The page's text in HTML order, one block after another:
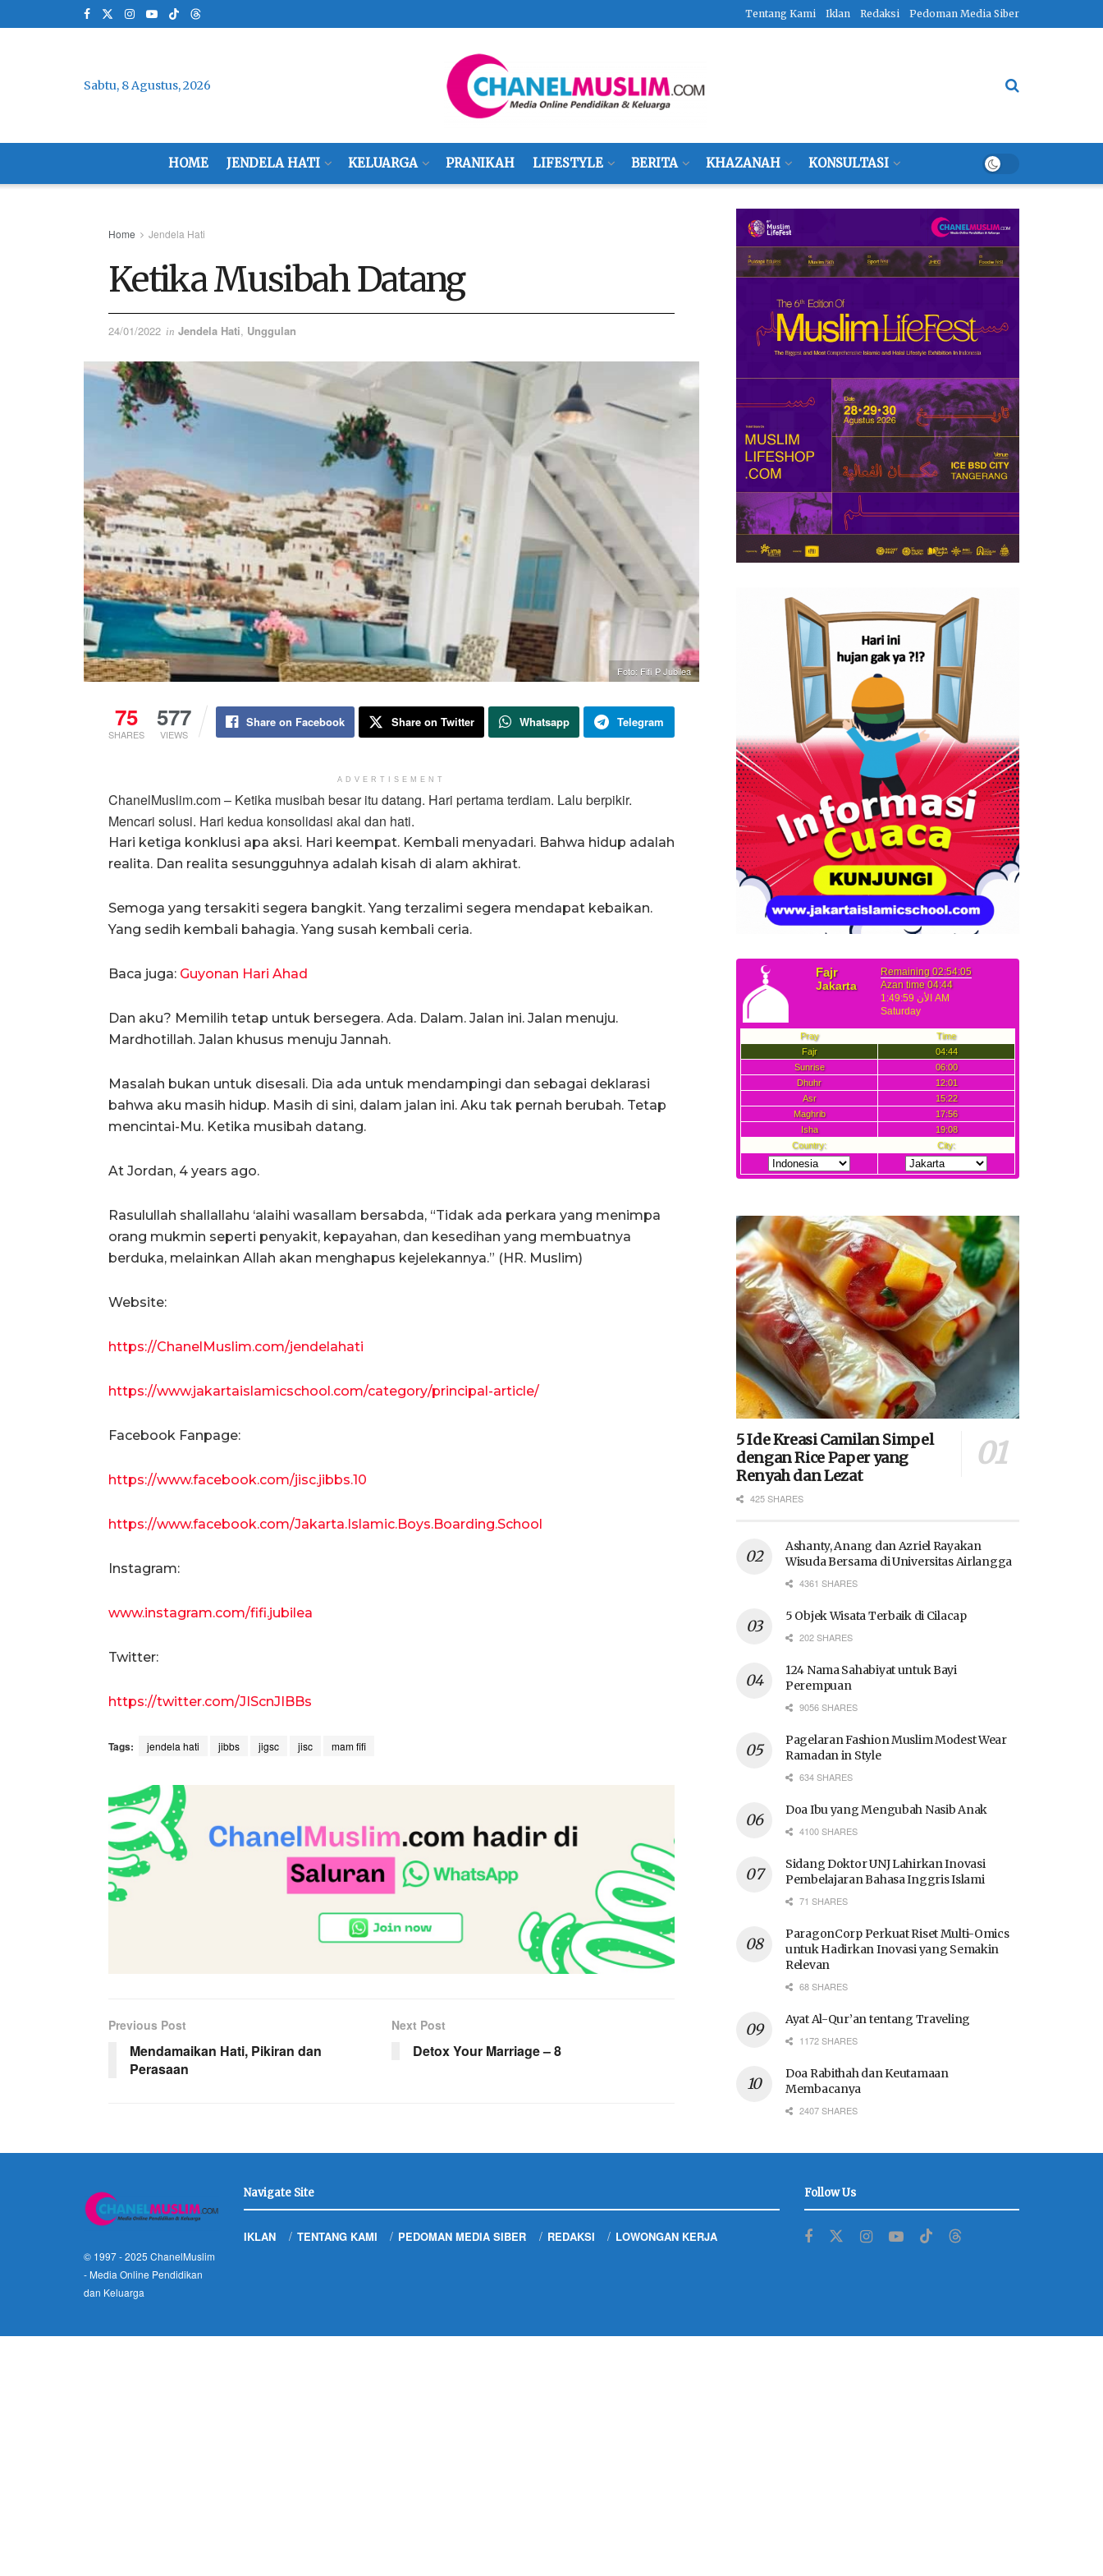
Tentang Kami Iklan Redaksi Pedoman Media Siber
Sabtu, 8 Agustus, 2026
HOME JENDELA HATI KELUARGA PRANIKAH LIFESTYLE BERITA KHAZANAH KONSULTASI
Home Jendela Hati
Ketika Musibah Datang
24/01/2022 in Jendela Hati, Unggulan
Foto: Fifi P Jubilea
75
SHARES
577
VIEWS
Share on Facebook Share on Twitter Whatsapp Telegram
ADVERTISEMENT
ChanelMuslim.com – Ketika musibah besar itu datang. Hari pertama terdiam. Lalu berpikir.
Mencari solusi. Hari kedua konsolidasi akal dan hati.
Hari ketiga konklusi apa aksi. Hari keempat. Kembali menyadari. Bahwa hidup adalah
realita. Dan realita sesungguhnya adalah kisah di alam akhirat.
Semoga yang tersakiti segera bangkit. Yang terzalimi segera mendapat kebaikan.
Yang sedih kembali bahagia. Yang susah kembali ceria.
Baca juga: Guyonan Hari Ahad
Dan aku? Memilih tetap untuk bersegera. Ada. Dalam. Jalan ini. Jalan menuju.
Mardhotillah. Jalan khusus menuju Jannah.
Masalah bukan untuk disesali. Dia ada untuk mendampingi dan sebagai deklarasi
bahwa aku masih hidup. Masih di sini, dalam jalan ini. Aku tak pernah berubah. Tetap
mencintai-Mu. Ketika musibah datang.
At Jordan, 4 years ago.
Rasulullah shallallahu ‘alaihi wasallam bersabda, “Tidak ada perkara yang menimpa
orang mukmin seperti penyakit, kepayahan, dan kesedihan yang membuatnya
berduka, melainkan Allah akan menghapus kejelekannya.” (HR. Muslim)
Website:
https://ChanelMuslim.com/jendelahati
https://www.jakartaislamicschool.com/category/principal-article/
Facebook Fanpage:
https://www.facebook.com/jisc.jibbs.10
https://www.facebook.com/Jakarta.Islamic.Boys.Boarding.School
Instagram:
www.instagram.com/fifi.jubilea
Twitter:
https://twitter.com/JIScnJIBBs
Tags: jendela hati jibbs jigsc jisc mam fifi
Previous Post
Mendamaikan Hati, Pikiran dan
Perasaan
Next Post
Detox Your Marriage – 8
5 Ide Kreasi Camilan Simpel
dengan Rice Paper yang
Renyah dan Lezat
425 SHARES
Ashanty, Anang dan Azriel Rayakan
Wisuda Bersama di Universitas Airlangga
4361 SHARES
5 Objek Wisata Terbaik di Cilacap
202 SHARES
124 Nama Sahabiyat untuk Bayi
Perempuan
9056 SHARES
Pagelaran Fashion Muslim Modest Wear
Ramadan in Style
634 SHARES
Doa Ibu yang Mengubah Nasib Anak
4100 SHARES
Sidang Doktor UNJ Lahirkan Inovasi
Pembelajaran Bahasa Inggris Islami
71 SHARES
ParagonCorp Perkuat Riset Multi-Omics
untuk Hadirkan Inovasi yang Semakin
Relevan
68 SHARES
Ayat Al-Qur’an tentang Traveling
1172 SHARES
Doa Rabithah dan Keutamaan
Membacanya
2407 SHARES
© 1997 - 2025 ChanelMuslim
- Media Online Pendidikan
dan Keluarga
Navigate Site
IKLAN TENTANG KAMI PEDOMAN MEDIA SIBER REDAKSI LOWONGAN KERJA
Follow Us